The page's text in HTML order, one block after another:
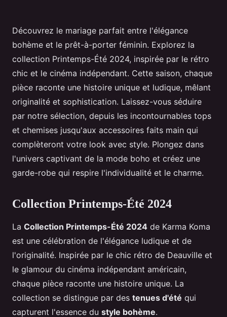
Découvrez le mariage parfait entre l'élégance
bohème et le prêt-à-porter féminin. Explorez la
collection Printemps-Été 2024, inspirée par le rétro
chic et le cinéma indépendant. Cette saison, chaque
pièce raconte une histoire unique et ludique, mêlant
originalité et sophistication. Laissez-vous séduire
par notre sélection, depuis les incontournables tops
et chemises jusqu'aux accessoires faits main qui
complèteront votre look avec style. Plongez dans
l'univers captivant de la mode boho et créez une
garde-robe qui respire l'individualité et le charme.
Collection Printemps-Été 2024
La Collection Printemps-Été 2024 de Karma Koma
est une célébration de l'élégance ludique et de
l'originalité. Inspirée par le chic rétro de Deauville et
le glamour du cinéma indépendant américain,
chaque pièce raconte une histoire unique. La
collection se distingue par des tenues d'été qui
capturent l'essence du style bohème.